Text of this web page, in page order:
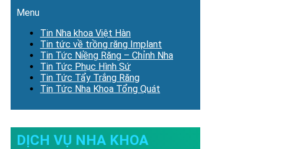
Menu
Tin Nha khoa Việt Hàn
Tin tức về trồng răng Implant
Tin Tức Niềng Răng – Chỉnh Nha
Tin Tức Phục Hình Sứ
Tin Tức Tẩy Trắng Răng
Tin Tức Nha Khoa Tổng Quát
DỊCH VỤ NHA KHOA